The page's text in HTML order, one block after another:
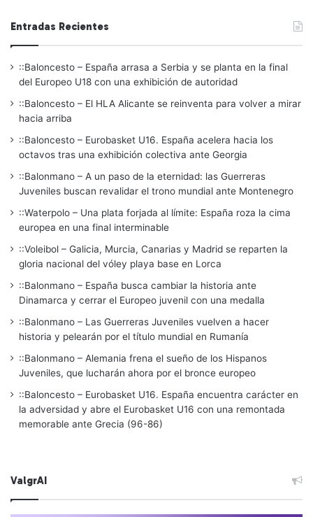
Entradas Recientes
::Baloncesto – España arrasa a Serbia y se planta en la final
del Europeo U18 con una exhibición de autoridad
::Baloncesto – El HLA Alicante se reinventa para volver a mirar
hacia arriba
::Baloncesto – Eurobasket U16. España acelera hacia los
octavos tras una exhibición colectiva ante Georgia
::Balonmano – A un paso de la eternidad: las Guerreras
Juveniles buscan revalidar el trono mundial ante Montenegro
::Waterpolo – Una plata forjada al límite: España roza la cima
europea en una final interminable
::Voleibol – Galicia, Murcia, Canarias y Madrid se reparten la
gloria nacional del vóley playa base en Lorca
::Balonmano – España busca cambiar la historia ante
Dinamarca y cerrar el Europeo juvenil con una medalla
::Balonmano – Las Guerreras Juveniles vuelven a hacer
historia y pelearán por el título mundial en Rumanía
::Balonmano – Alemania frena el sueño de los Hispanos
Juveniles, que lucharán ahora por el bronce europeo
::Baloncesto – Eurobasket U16. España encuentra carácter en
la adversidad y abre el Eurobasket U16 con una remontada
memorable ante Grecia (96-86)
ValgrAI